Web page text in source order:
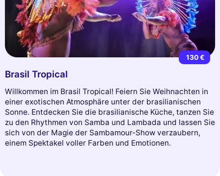
130 €
Brasil Tropical
Willkommen im Brasil Tropical! Feiern Sie Weihnachten in
einer exotischen Atmosphäre unter der brasilianischen
Sonne. Entdecken Sie die brasilianische Küche, tanzen Sie
zu den Rhythmen von Samba und Lambada und lassen Sie
sich von der Magie der Sambamour-Show verzaubern,
einem Spektakel voller Farben und Emotionen.